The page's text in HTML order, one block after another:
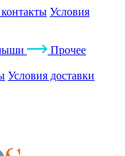
Условия
Прочее
Условия доставки